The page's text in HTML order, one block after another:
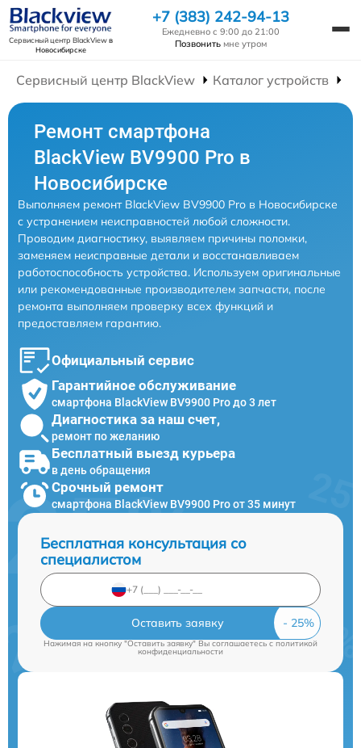
Сервисный центр BlackViewв
Новосибирске
+7 (383) 242-94-13
Ежедневно с 9:00 до 21:00
Позвонить мне утром
Сервисный центр BlackView Каталог устройств
Ремонт смартфона
BlackView BV9900 Pro в
Новосибирске
Выполняем ремонт BlackView BV9900 Pro в Новосибирске
с устранением неисправностей любой сложности.
Проводим диагностику, выявляем причины поломки,
заменяем неисправные детали и восстанавливаем
работоспособность устройства. Используем оригинальные
или рекомендованные производителем запчасти, после
ремонта выполняем проверку всех функций и
предоставляем гарантию.
Официальный сервис
Гарантийное обслуживание
смартфона BlackView BV9900 Pro до 3 лет
Диагностика за наш счет,
ремонт по желанию
Бесплатный выезд курьера
в день обращения
Срочный ремонт
смартфона BlackView BV9900 Pro от 35 минут
Бесплатная консультация со
специалистом
Оставить заявку
Нажимая на кнопку "Оставить заявку" Вы соглашаетесь cполитикой
конфиденциальности